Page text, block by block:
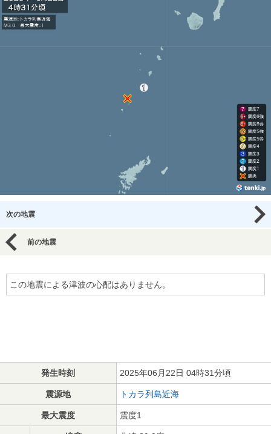
次の地震
前の地震
この地震による津波の心配はありません。
発生時刻 2025年06月22日 04時31分頃
震源地 トカラ列島近海
最大震度 震度1